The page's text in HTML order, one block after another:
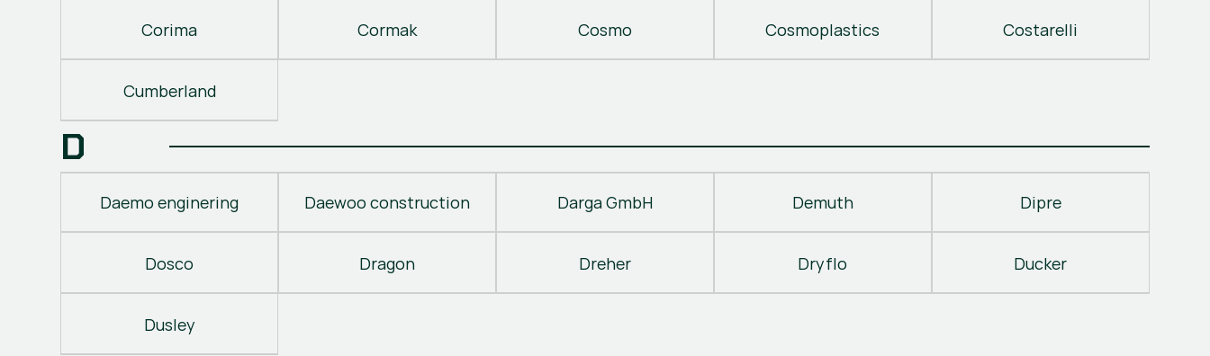
Corima Cormak Cosmo Cosmoplastics Costarelli
Cumberland
D
Daemo enginering Daewoo construction Darga GmbH Demuth Dipre
Dosco Dragon Dreher Dryflo Ducker
Dusley